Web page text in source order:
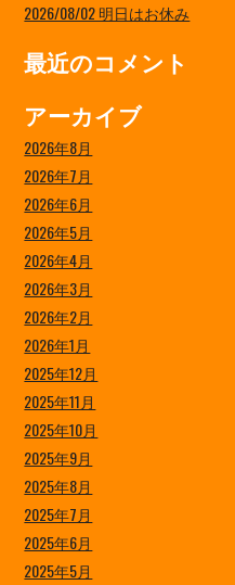
2026/08/02 明日はお休み
最近のコメント
アーカイブ
2026年8月
2026年7月
2026年6月
2026年5月
2026年4月
2026年3月
2026年2月
2026年1月
2025年12月
2025年11月
2025年10月
2025年9月
2025年8月
2025年7月
2025年6月
2025年5月